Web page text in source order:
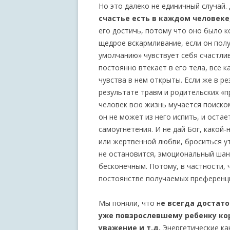
Но это далеко не единичный
счастье есть в каждом человеке
его достичь, потому что оно было
щедрое вскармливание, если он
умолчанию» чувствует себя
постоянно втекает в его тела, все
чувства в нем открыты. Если же в
результате травм и родительских
человек всю жизнь мучается
он не может из него испить, и
самоугнетения. И не дай Бог,
или жертвенной любви, броситься
не остановится, эмоциональный
бесконечным. Потому, в частности,
постоянстве получаемых
Мы поняли, что не всегда
уже повзрослевшему ребенку
уважение и т.д. Энергетические